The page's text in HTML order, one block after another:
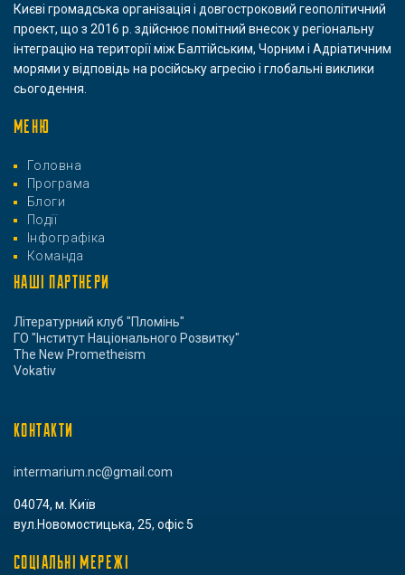
Києві громадська організація і довгостроковий геополітичний
проект, що з 2016 р. здійснює помітний внесок у регіональну
інтеграцію на території між Балтійським, Чорним і Адріатичним
морями у відповідь на російську агресію і глобальні виклики
сьогодення.
МЕНЮ
Головна
Програма
Блоги
Події
Інфографіка
Команда
НАШІ ПАРТНЕРИ
Літературний клуб "Пломінь"
ГО "Інститут Національного Розвитку"
The New Prometheism
Vokativ
КОНТАКТИ
intermarium.nc@gmail.com
04074, м. Київ
вул.Новомостицька, 25, офіс 5
СОЦІАЛЬНІ МЕРЕЖІ